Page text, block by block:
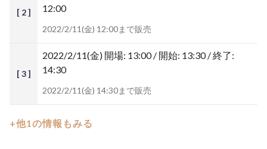
[ 2 ]
12:00
2022/2/11(金) 12:00まで販売
[ 3 ]
2022/2/11(金) 開場: 13:00 / 開始: 13:30 / 終了:
14:30
2022/2/11(金) 14:30まで販売
+他1の情報もみる